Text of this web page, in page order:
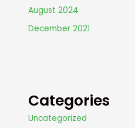
August 2024
December 2021
Categories
Uncategorized